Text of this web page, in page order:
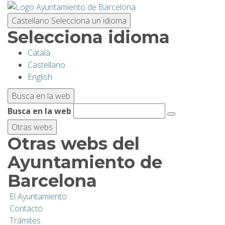
Castellano Selecciona un idioma
Selecciona idioma
Català
Castellano
English
Busca en la web
Busca en la web
Otras webs
Otras webs del
Ayuntamiento de
Barcelona
El Ayuntamiento
Contacto
Trámites
Pasar
contenido
principal
PLANIFICA TU VISITA
BIODIVERSIDAD
ACTIVIDADES
ESCUELAS
INVESTIGACIÓN/CONSERVACIÓN
SOSTENIBILIDAD